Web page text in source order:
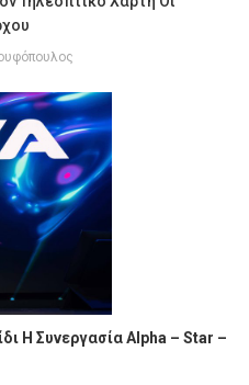
Η Συνεργασία Alpha – Star –